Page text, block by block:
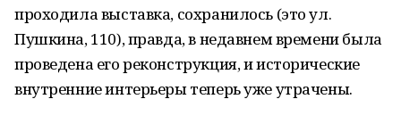
проходила выставка, сохранилось (это ул.
Пушкина, 110), правда, в недавнем времени была
проведена его реконструкция, и исторические
внутренние интерьеры теперь уже утрачены.